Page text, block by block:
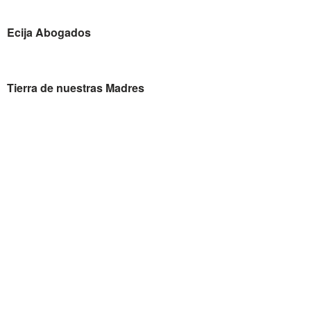
Ecija Abogados
Tierra de nuestras Madres